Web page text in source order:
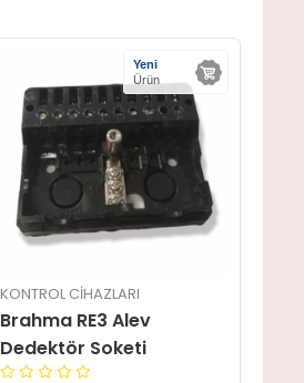
Yeni
Ürün
KONTROL CIHAZLARI
Brahma RE3 Alev
Dedektör Soketi